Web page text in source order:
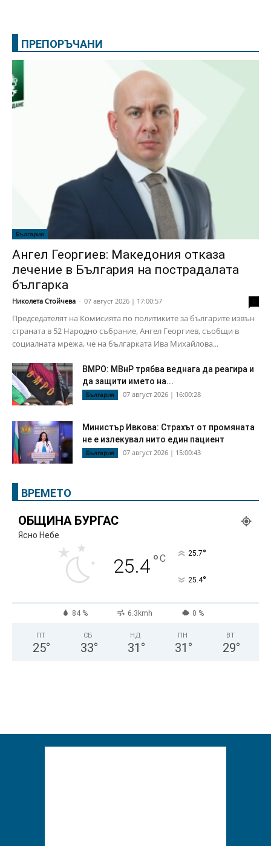
ПРЕПОРЪЧАНИ
България
Ангел Георгиев: Македония отказа
лечение в България на пострадалата
българка
Николета Стойчева - 07 август 2026 | 17:00:57
Председателят на Комисията по политиките за българите извън
страната в 52 Народно събрание, Ангел Георгиев, съобщи в
социалната мрежа, че на българката Ива Михайлова...
ВМРО: МВнР трябва веднага да реагира и
да защити името на...
България 07 август 2026 | 16:00:28
Министър Ивкова: Страхът от промяната
не е излекувал нито един пациент
България 07 август 2026 | 15:00:43
ВРЕМЕТО
ОБЩИНА БУРГАС
Ясно Небе
25.4°C 25.7°
25.4°
84 % 6.3kmh 0 %
ПТ
25°
СБ
33°
НД
31 °
ПН
31 °
ВТ
29°